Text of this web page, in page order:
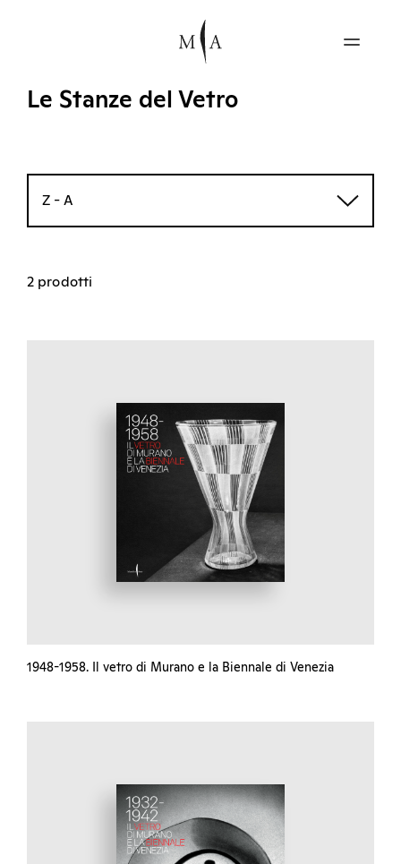
Le Stanze del Vetro
Z - A
2 prodotti
1948-1958. Il vetro di Murano e la Biennale di Venezia